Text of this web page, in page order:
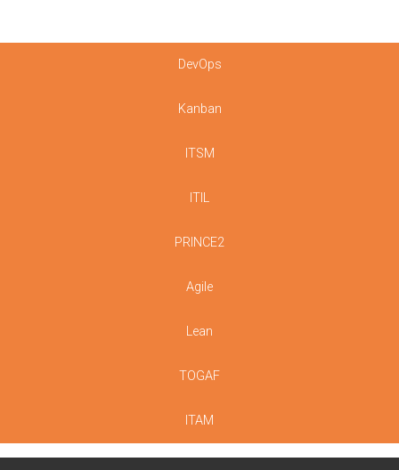
DevOps
Kanban
ITSM
ITIL
PRINCE2
Agile
Lean
TOGAF
ITAM